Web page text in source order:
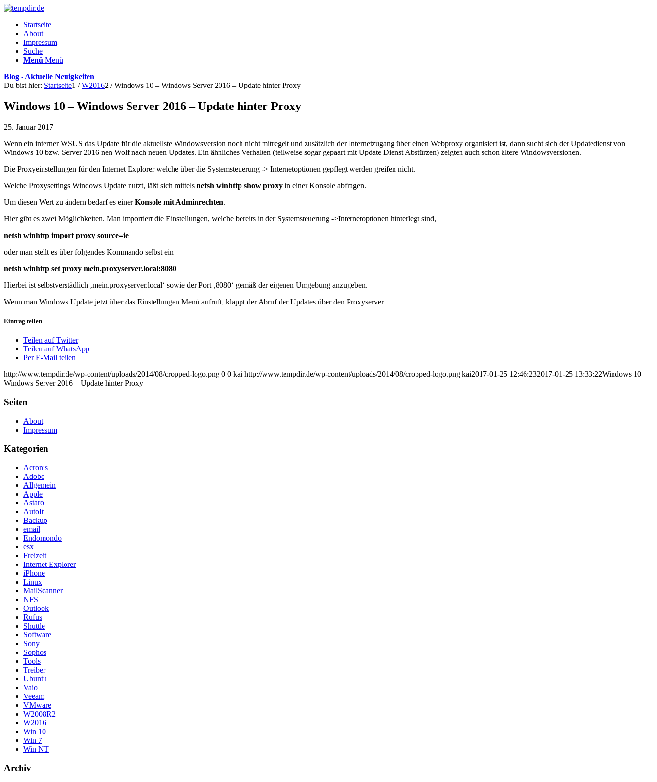
Startseite
About
Impressum
Suche
Menü Menü
Blog - Aktuelle Neuigkeiten
Du bist hier: Startseite1 / W20162 / Windows 10 – Windows Server 2016 – Update hinter Proxy
Windows 10 – Windows Server 2016 – Update hinter Proxy
25. Januar 2017
Wenn ein interner WSUS das Update für die aktuellste Windowsversion noch nicht mitregelt und zusätzlich der Internetzugang über einen Webproxy organisiert ist, dann sucht sich der Updatedienst von
Windows 10 bzw. Server 2016 nen Wolf nach neuen Updates. Ein ähnliches Verhalten (teilweise sogar gepaart mit Update Dienst Abstürzen) zeigten auch schon ältere Windowsversionen.
Die Proxyeinstellungen für den Internet Explorer welche über die Systemsteuerung -> Internetoptionen gepflegt werden greifen nicht.
Welche Proxysettings Windows Update nutzt, läßt sich mittels netsh winhttp show proxy in einer Konsole abfragen.
Um diesen Wert zu ändern bedarf es einerKonsole mit Adminrechten.
Hier gibt es zwei Möglichkeiten. Man importiert die Einstellungen, welche bereits in der Systemsteuerung ->Internetoptionen hinterlegt sind,
netsh winhttp import proxy source=ie
oder man stellt es über folgendes Kommando selbst ein
netsh winhttp set proxy mein.proxyserver.local:8080
Hierbei ist selbstverstädlich ‚mein.proxyserver.local‘ sowie der Port ‚8080‘ gemäß der eigenen Umgebung anzugeben.
Wenn man Windows Update jetzt über das Einstellungen Menü aufruft, klappt der Abruf der Updates über den Proxyserver.
Eintrag teilen
Teilen auf Twitter
Teilen auf WhatsApp
Per E-Mail teilen
http://www.tempdir.de/wp-content/uploads/2014/08/cropped-logo.png 0 0 kai http://www.tempdir.de/wp-content/uploads/2014/08/cropped-logo.png kai2017-01-25 12:46:232017-01-25 13:33:22Windows 10 –
Windows Server 2016 – Update hinter Proxy
Seiten
About
Impressum
Kategorien
Acronis
Adobe
Allgemein
Apple
Astaro
AutoIt
Backup
email
Endomondo
esx
Freizeit
Internet Explorer
iPhone
Linux
MailScanner
NFS
Outlook
Rufus
Shuttle
Software
Sony
Sophos
Tools
Treiber
Ubuntu
Vaio
Veeam
VMware
W2008R2
W2016
Win 10
Win 7
Win NT
Archiv